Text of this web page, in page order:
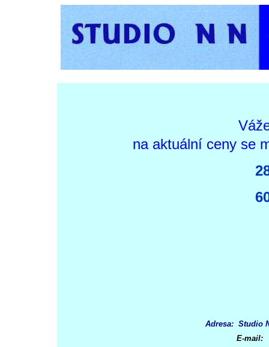
na aktuální ceny se
Adresa: Studio
E-mail: